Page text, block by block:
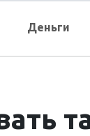
Деньги